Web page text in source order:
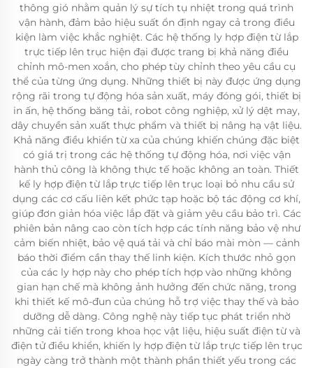
thông gió nhằm quản lý sự tích tụ nhiệt trong quá trình
vận hành, đảm bảo hiệu suất ổn định ngay cả trong điều
kiện làm việc khắc nghiệt. Các hệ thống ly hợp điện từ lắp
trực tiếp lên trục hiện đại được trang bị khả năng điều
chỉnh mô-men xoắn, cho phép tùy chỉnh theo yêu cầu cụ
thể của từng ứng dụng. Những thiết bị này được ứng dụng
rộng rãi trong tự động hóa sản xuất, máy đóng gói, thiết bị
in ấn, hệ thống băng tải, robot công nghiệp, xử lý dệt may,
dây chuyền sản xuất thực phẩm và thiết bị nâng hạ vật liệu.
Khả năng điều khiển từ xa của chúng khiến chúng đặc biệt
có giá trị trong các hệ thống tự động hóa, nơi việc vận
hành thủ công là không thực tế hoặc không an toàn. Thiết
kế ly hợp điện từ lắp trực tiếp lên trục loại bỏ nhu cầu sử
dụng các cơ cấu liên kết phức tạp hoặc bộ tác động cơ khí,
giúp đơn giản hóa việc lắp đặt và giảm yêu cầu bảo trì. Các
phiên bản nâng cao còn tích hợp các tính năng bảo vệ như
cảm biến nhiệt, bảo vệ quá tải và chỉ báo mài mòn — cảnh
báo thời điểm cần thay thế linh kiện. Kích thước nhỏ gọn
của các ly hợp này cho phép tích hợp vào những không
gian hạn chế mà không ảnh hưởng đến chức năng, trong
khi thiết kế mô-đun của chúng hỗ trợ việc thay thế và bảo
dưỡng dễ dàng. Công nghệ này tiếp tục phát triển nhờ
những cải tiến trong khoa học vật liệu, hiệu suất điện từ và
điện tử điều khiển, khiến ly hợp điện từ lắp trực tiếp lên trục
ngày càng trở thành một thành phần thiết yếu trong các